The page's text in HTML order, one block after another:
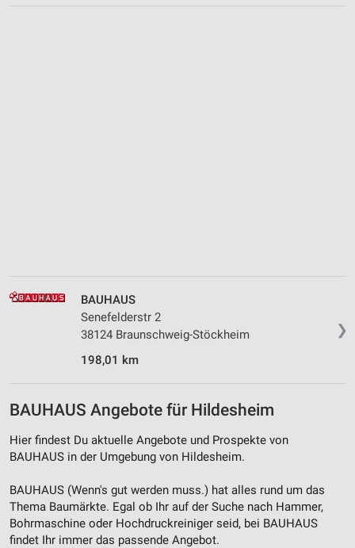
❯
BAUHAUS
Senefelderstr 2
38124 Braunschweig-Stöckheim
198,01 km
BAUHAUS Angebote für Hildesheim
Hier findest Du aktuelle Angebote und Prospekte von
BAUHAUS in der Umgebung von Hildesheim.
BAUHAUS (Wenn's gut werden muss.) hat alles rund um das
Thema Baumärkte. Egal ob Ihr auf der Suche nach Hammer,
Bohrmaschine oder Hochdruckreiniger seid, bei BAUHAUS
findet Ihr immer das passende Angebot.
Messung der Werbeleistung
Messung der Performance von Inhalten
Analyse von Zielgruppen durch Statistiken oder
Entwicklung und Verbesserung der Angebote
Verwendung reduzierter Daten zur Auswahl von
Inhalten
IAB-Besonderheiten:
Verwendung genauer Standortdaten